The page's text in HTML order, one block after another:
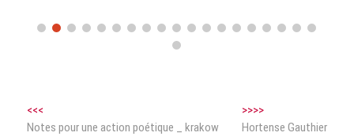
<<<
Notes pour une action poétique _ krakow
>>>>
Hortense Gauthier